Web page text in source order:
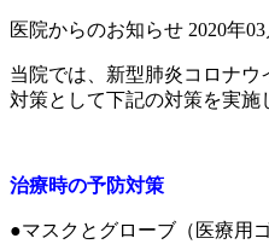
医院からのお知らせ 2020年03
当院では、新型肺炎コロナ
対策として下記の対策を実施
治療時の予防対策
●マスクとグローブ（医療用